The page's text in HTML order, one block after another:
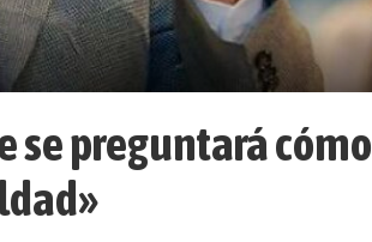
se preguntará cómo